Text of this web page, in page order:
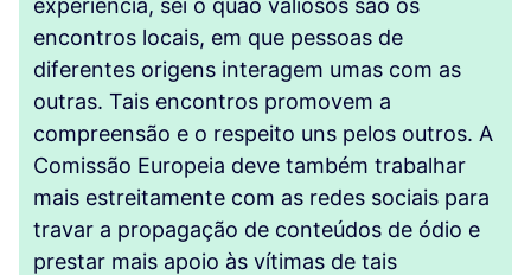
encontros locais, em que pessoas de
diferentes origens interagem umas com as
outras. Tais encontros promovem a
compreensão e o respeito uns pelos outros. A
Comissão Europeia deve também trabalhar
mais estreitamente com as redes sociais para
travar a propagação de conteúdos de ódio e
prestar mais apoio às vítimas de tais